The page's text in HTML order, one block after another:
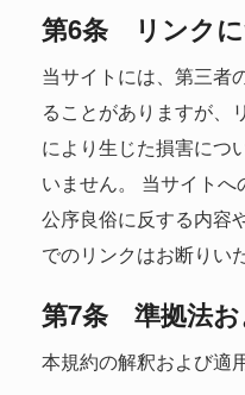
第6条 リンク
当サイトには、第三者
ることがありますが、
により生じた損害につ
いません。 当サイトへ
公序良俗に反する内容
でのリンクはお断りい
第7条 準拠法お
本規約の解釈および適